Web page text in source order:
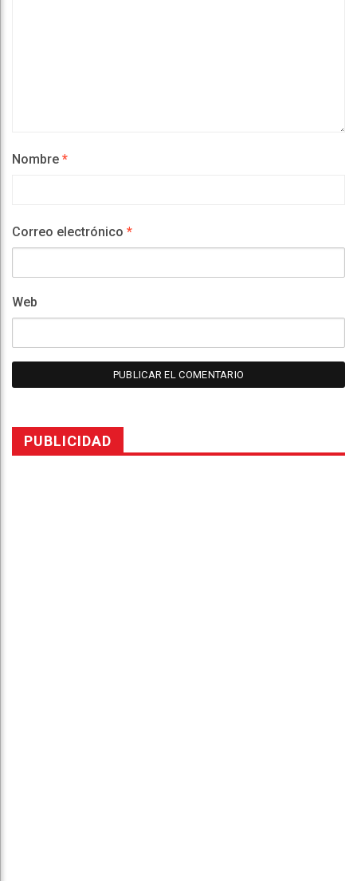
Nombre *
Correo electrónico *
Web
PUBLICIDAD